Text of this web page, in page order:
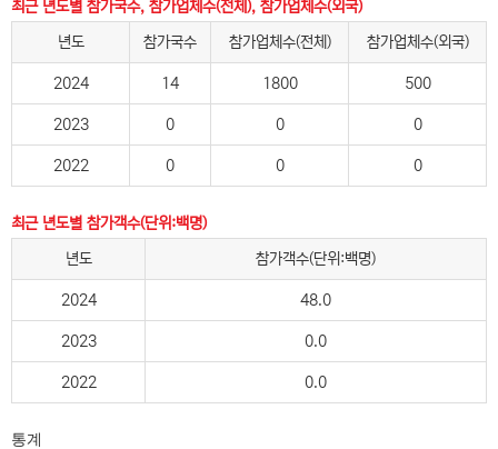
최근 년도별 참가국수, 참가업체수(전체), 참가업체수(외국)
년도
참가국수 참가업체수(전체) 참가업체수(외국)
2024 14 1800 500
2023 0 0 0
2022 0 0 0
최근 년도별 참가객수(단위:백명)
년도
참가객수(단위:백명)
2024 48.0
2023 0.0
2022 0.0
통계